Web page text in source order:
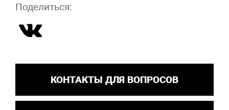
Поделиться:
КОНТАКТЫ ДЛЯ ВОПРОСОВ